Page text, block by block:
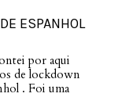
ESPANHOL
por aqui
de lockdown
. Foi uma